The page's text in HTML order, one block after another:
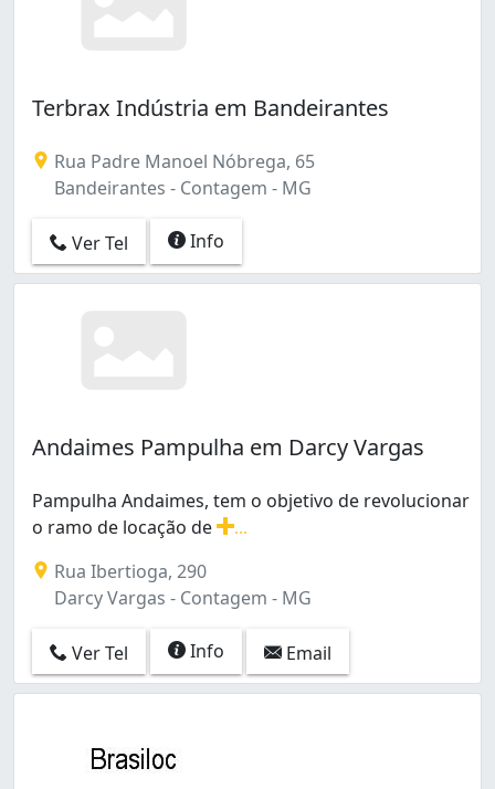
Terbrax Indústria em Bandeirantes
Rua Padre Manoel Nóbrega, 65
Bandeirantes - Contagem - MG
Ver Tel Info
Andaimes Pampulha em Darcy Vargas
Pampulha Andaimes, tem o objetivo de revolucionar
o ramo de locação de
Rua Ibertioga, 290
Darcy Vargas - Contagem - MG
Ver Tel Info Email